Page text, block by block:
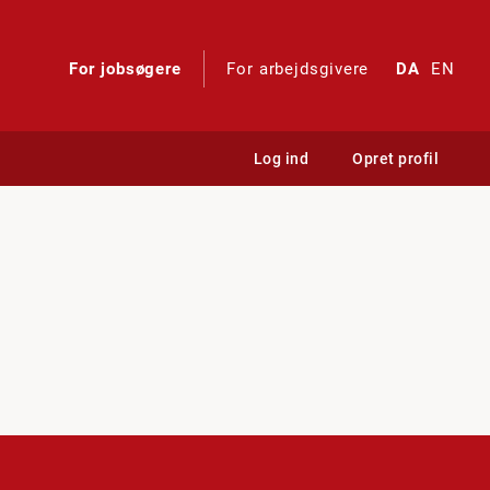
For jobsøgere For arbejdsgivere DA EN
Log ind Opret profil